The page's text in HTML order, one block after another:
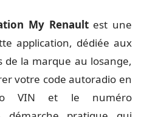
My Renaultest une
application, dédiée aux
de la marque au losange,
votre code autoradio en
VIN et le numéro